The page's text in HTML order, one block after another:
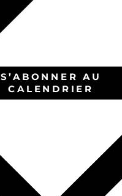
S’ABONNER AU
CALENDRIER